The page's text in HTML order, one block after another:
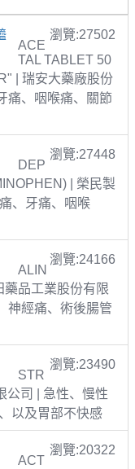
瀏覽:27502
ACE
TAL TABLET 50
| 瑞安大藥廠股份
痛、咽喉痛、關節
瀏覽:27448
DEP
| 榮民製
、牙痛、咽喉
瀏覽:24166
ALIN
藥品工業股份有限
神經痛、術後腸管
瀏覽:23490
STR
公司 | 急性、慢性
以及胃部不快感
瀏覽:20322
ACT